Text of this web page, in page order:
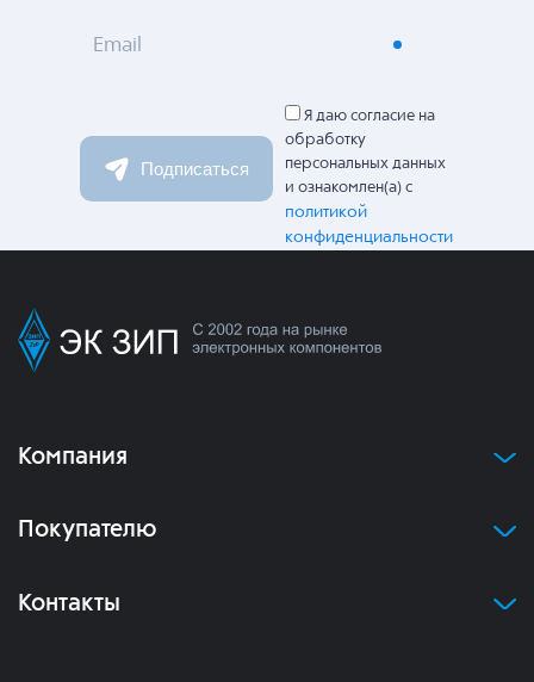
Email
Подписаться
Я даю согласие на
обработку
персональных данных
и ознакомлен(а) с
политикой
конфиденциальности
Компания
Покупателю
Контакты